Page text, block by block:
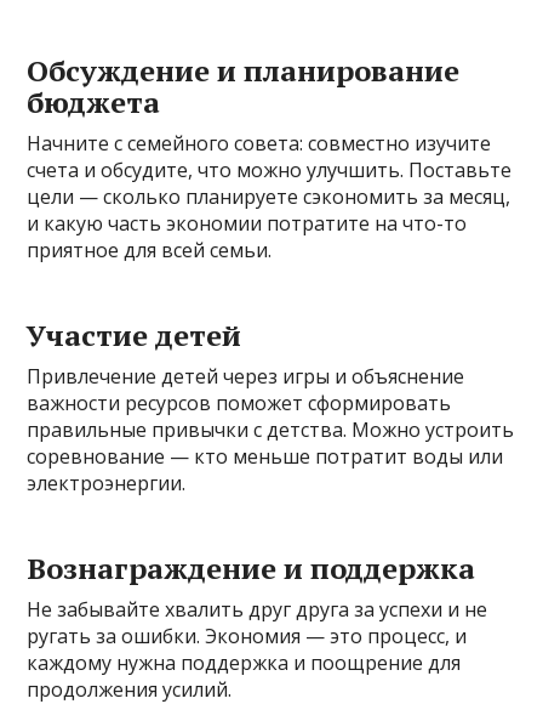
Обсуждение и планирование
бюджета
Начните с семейного совета: совместно изучите
счета и обсудите, что можно улучшить. Поставьте
цели — сколько планируете сэкономить за месяц,
и какую часть экономии потратите на что-то
приятное для всей семьи.
Участие детей
Привлечение детей через игры и объяснение
важности ресурсов поможет сформировать
правильные привычки с детства. Можно устроить
соревнование — кто меньше потратит воды или
электроэнергии.
Вознаграждение и поддержка
Не забывайте хвалить друг друга за успехи и не
ругать за ошибки. Экономия — это процесс, и
каждому нужна поддержка и поощрение для
продолжения усилий.